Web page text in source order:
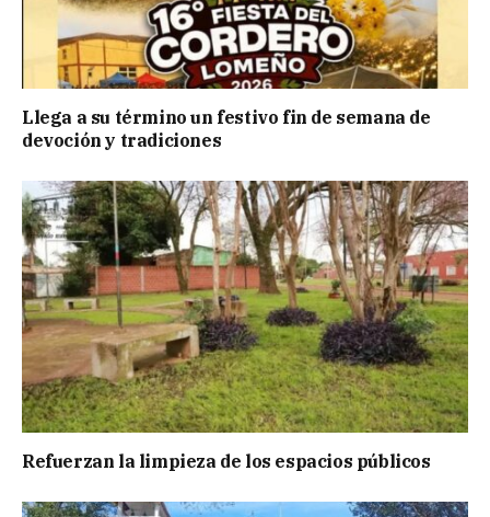
Llega a su término un festivo fin de semana de
devoción y tradiciones
Refuerzan la limpieza de los espacios públicos